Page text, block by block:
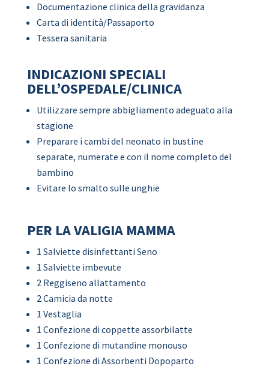
Documentazione clinica della gravidanza
Carta di identità/Passaporto
Tessera sanitaria
INDICAZIONI SPECIALI
DELL’OSPEDALE/CLINICA
Utilizzare sempre abbigliamento adeguato alla
stagione
Preparare i cambi del neonato in bustine
separate, numerate e con il nome completo del
bambino
Evitare lo smalto sulle unghie
PER LA VALIGIA MAMMA
1 Salviette disinfettanti Seno
1 Salviette imbevute
2 Reggiseno allattamento
2 Camicia da notte
1 Vestaglia
1 Confezione di coppette assorbilatte
1 Confezione di mutandine monouso
1 Confezione di Assorbenti Dopoparto